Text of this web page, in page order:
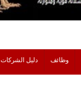
وظائف دليل الشركات